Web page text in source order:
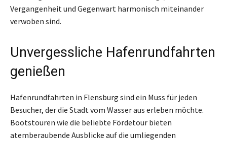
Vergangenheit und Gegenwart harmonisch miteinander
verwoben sind.
Unvergessliche Hafenrundfahrten
genießen
Hafenrundfahrten in Flensburg sind ein Muss für jeden
Besucher, der die Stadt vom Wasser aus erleben möchte.
Bootstouren wie die beliebte Fördetour bieten
atemberaubende Ausblicke auf die umliegenden